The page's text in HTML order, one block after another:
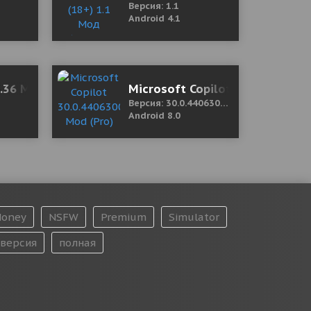
Версия: 1.1
Android 4.1
Мод (полная версия)Microsoft Copilot
Версия: 30.0.440630001
Android 8.0
NSFW Premium
Simulator
версия
полная